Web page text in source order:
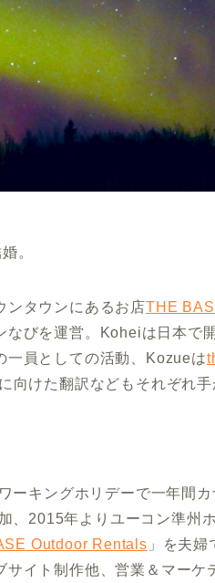
。
ンタウンにあるお店THE
びを運営。Koheiは日本で
一員としての活動、Kozueは
けた翻訳などもそれぞれ手
ーキングホリデーで一年間
2015年よりユーコン準州
Outdoor Rentals 」を夫
サイト制作他、営業＆マーケ